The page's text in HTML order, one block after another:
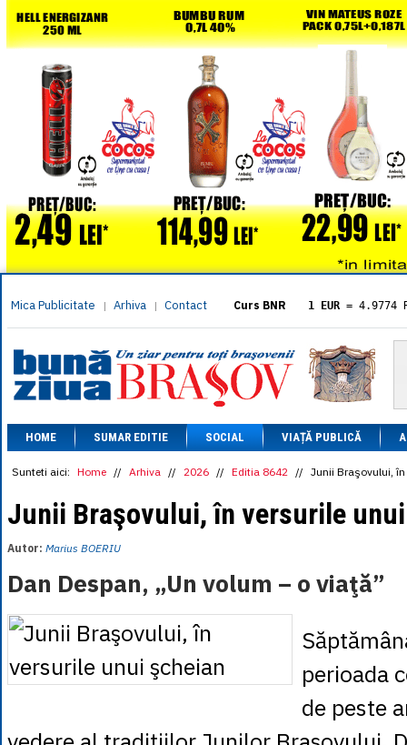
Mica Publicitate | Arhiva | Contact Curs BNR 1 EUR = 4.9774
= 5.8304
1 XAU= 464.4611
1 AED= 1.1933
1 AUD= 2.7957
1 BGN= 2.5449
1 CAD= 3.1559
1 CHF= 5.2813
1 CNY= 0.6015
1 DKK
= 0.6668
1 EGP= 0.0860
1 KRW= 0.3047
= 0.2538
1 NOK
= 0.4191
1 NZD = 2.6097
1 PLN = 1.1646
1 RSD= 0.0425
1 RUB
= 0.0530
1 SEK= 0.4526
= 0.1141
HOME SUMAR EDITIE SOCIAL VIAȚĂ PUBLICĂ
Sunteti aici: Home // Arhiva // 2026 // Editia 8642 // Junii Braşovului,
Junii Braşovului, în versurile
Autor: Marius BOERIU
Dan Despan, „Un volum – o viaţă”
perioada
de peste